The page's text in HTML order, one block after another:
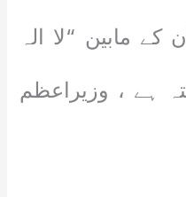
کے مابین “لا الہ
ہے ، وزیراعظم